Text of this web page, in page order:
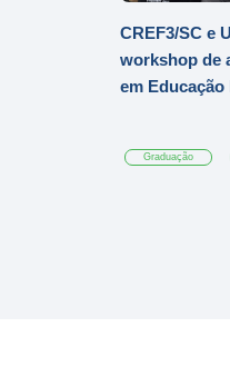
CREF3/SC e
workshop de
em Educação
Graduação